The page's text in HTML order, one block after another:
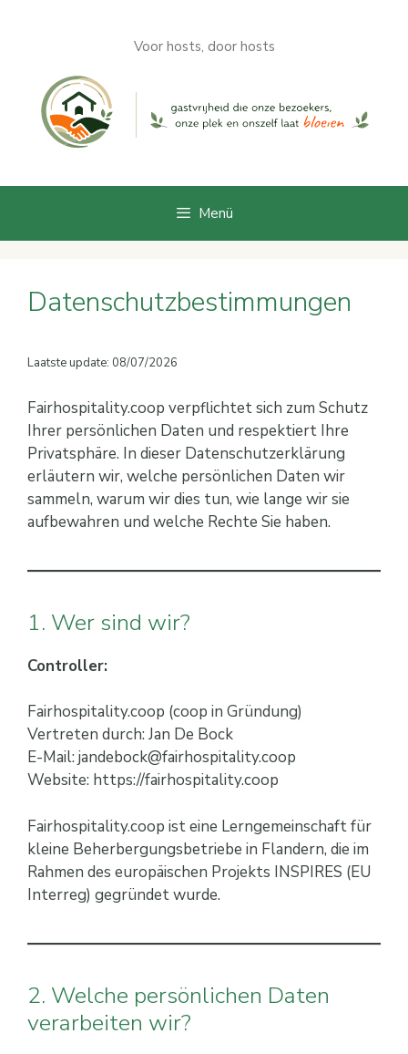
Voor hosts, door hosts
Menü
Datenschutzbestimmungen
Laatste update: 08/07/2026
Fairhospitality.coop verpflichtet sich zum Schutz
Ihrer persönlichen Daten und respektiert Ihre
Privatsphäre. In dieser Datenschutzerklärung
erläutern wir, welche persönlichen Daten wir
sammeln, warum wir dies tun, wie lange wir sie
aufbewahren und welche Rechte Sie haben.
1. Wer sind wir?
Controller:
Fairhospitality.coop (coop in Gründung)
Vertreten durch: Jan De Bock
E-Mail: jandebock@fairhospitality.coop
Website: https://fairhospitality.coop
Fairhospitality.coop ist eine Lerngemeinschaft für
kleine Beherbergungsbetriebe in Flandern, die im
Rahmen des europäischen Projekts INSPIRES (EU
Interreg) gegründet wurde.
2. Welche persönlichen Daten
verarbeiten wir?